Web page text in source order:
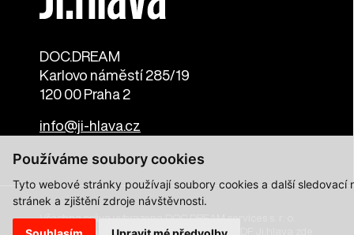
Používáme soubory cookies
Tyto webové stránky používají soubory cookies a další
stránek a zjištění zdroje návštěvnosti.
DOC.DREAM​
Karlovo náměstí 285/19
120 00 Praha 2
info@ji-hlava.cz
Všechna práva vyhrazena DOC.DREAM services s. r. o.
Zásady zpracování osobních údajů pro MFDF Ji.hlava